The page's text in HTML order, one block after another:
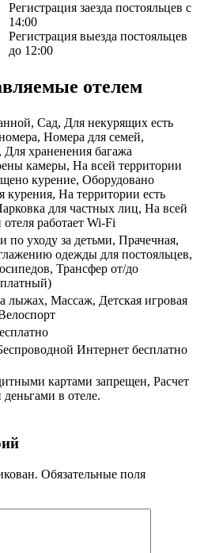
Регистрация заезда постояльцев с
14:00
Регистрация выезда постояльцев
до 12:00
отелем
Сад, Для некурящих есть
Номера для семей,
храненения багажа
камеры, На всей территории
курение, Оборудовано
курения, На территории есть
для частных лиц, На всей
работает Wi-Fi
по уходу за детьми, Прачечная,
одежды для постояльцев,
Трансфер от/до
лыжах, Массаж, Детская игровая
Интернет бесплатно
картами запрещен, Расчет
в отеле.
Обязательные поля